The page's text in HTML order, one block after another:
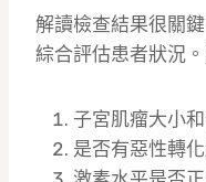
解讀檢查結果很關
綜合評估患者狀況
子宮肌瘤大小
是否有惡性轉